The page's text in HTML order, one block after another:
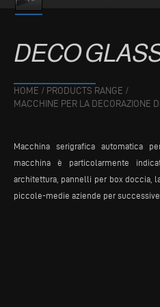
DECO
HOME / PRODUCTS RANGE /
MACCHINE PER LA DECORAZIONE
Macchina serigrafica automatica
macchina è particolarmente
architettura, pannelli per box doccia,
piccole-medie aziende per successive